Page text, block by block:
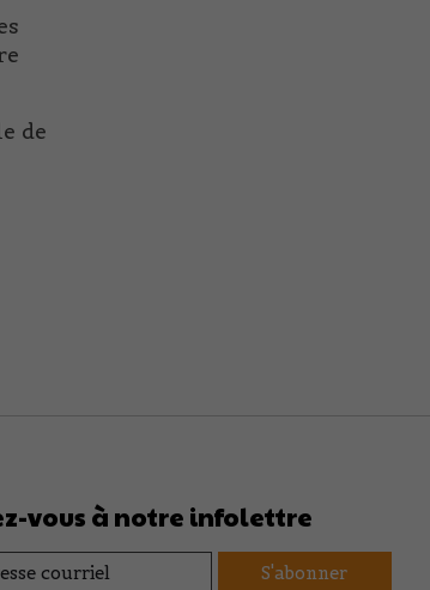
de
vous à notre infolettre
S'abonner